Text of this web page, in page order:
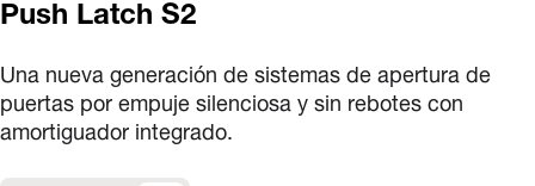
Push Latch S2
Una nueva generación de sistemas de apertura de
puertas por empuje silenciosa y sin rebotes con
amortiguador integrado.